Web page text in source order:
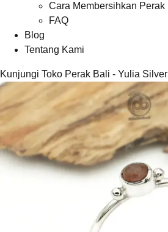
Cara Membersihkan Perak
FAQ
Blog
Tentang Kami
Kunjungi Toko Perak Bali - Yulia Silver